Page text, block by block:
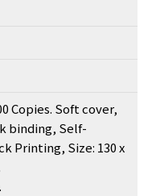
Copies. Soft cover,
binding, Self-
Printing, Size: 130 x